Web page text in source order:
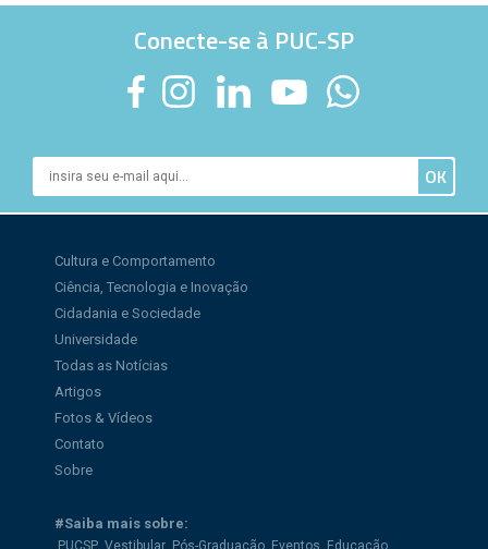
Conecte-se à PUC-SP
Cultura e Comportamento
Ciência, Tecnologia e Inovação
Cidadania e Sociedade
Universidade
Todas as Notícias
Artigos
Fotos & Vídeos
Contato
Sobre
#Saiba mais sobre:
PUCSP Vestibular Pós-Graduação Eventos Educação